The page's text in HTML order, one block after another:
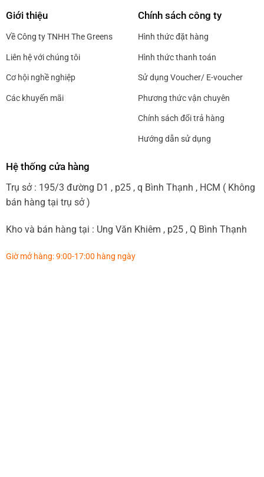
Giới thiệu
Về Công ty TNHH The Greens
Liên hệ với chúng tôi
Cơ hội nghề nghiệp
Các khuyến mãi
Chính sách công ty
Hình thức đặt hàng
Hình thức thanh toán
Sử dụng Voucher/ E-voucher
Phương thức vận chuyên
Chính sách đổi trả hàng
Hướng dẫn sử dụng
Hệ thống cửa hàng
Trụ sở : 195/3 đường D1 , p25 , q Bình Thạnh , HCM ( Không
bán hàng tại trụ sở )
Kho và bán hàng tại : Ung Văn Khiêm , p25 , Q Bình Thạnh
Giờ mở hàng: 9:00-17:00 hàng ngày